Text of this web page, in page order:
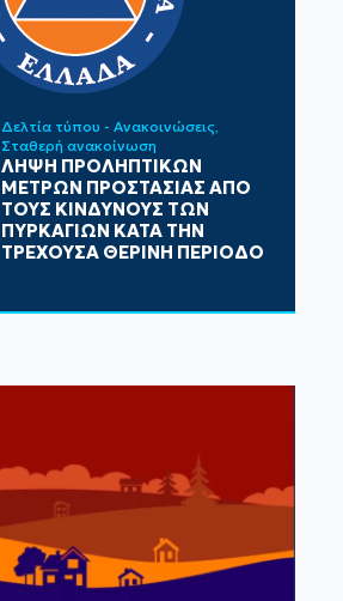
Δελτία τύπου - Ανακοινώσεις
Σταθερή ανακοίνωση
ΛΗΨΗ ΠΡΟΛΗΠΤΙΚΩΝ
ΜΕΤΡΩΝ ΠΡΟΣΤΑΣΙΑΣ ΑΠΟ
ΤΟΥΣ ΚΙΝΔΥΝΟΥΣ ΤΩΝ
ΠΥΡΚΑΓΙΩΝ ΚΑΤΑ ΤΗΝ
ΤΡΕΧΟΥΣΑ ΘΕΡΙΝΗ ΠΕΡΙΟΔΟ